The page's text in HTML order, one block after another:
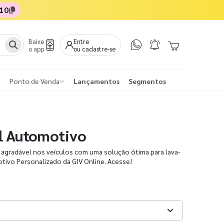
Baixe
o app
Entre
ou cadastre-se
Ponto de Venda Lançamentos Segmentos
Automotivo
nos veículos com uma solução ótima para lava-
Personalizado da GIV Online. Acesse!